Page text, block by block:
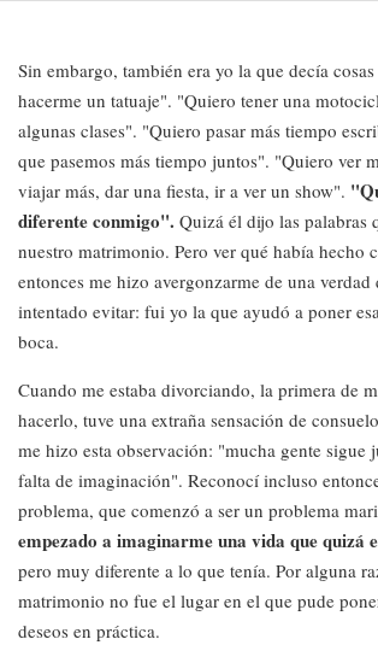
Sin embargo, también era yo la que decía
hacerme un tatuaje". "Quiero tener una
algunas clases". "Quiero pasar más tiempo
que pasemos más tiempo juntos". "Quiero ver
viajar más, dar una fiesta, ir a ver un show".
diferente conmigo". Quizá él dijo las palabras
nuestro matrimonio. Pero ver qué había hecho
entonces me hizo avergonzarme de una verdad
intentado evitar: fui yo la que ayudó a poner
boca.
Cuando me estaba divorciando, la primera de
hacerlo, tuve una extraña sensación de
me hizo esta observación: "mucha gente sigue
falta de imaginación". Reconocí incluso
problema, que comenzó a ser un problema
empezado a imaginarme una vida que quizá
pero muy diferente a lo que tenía. Por alguna
matrimonio no fue el lugar en el que pude
deseos en práctica.